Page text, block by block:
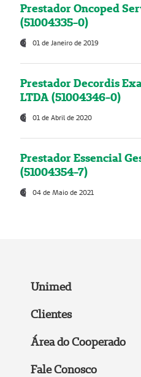
Prestador Oncoped
(51004335-0)
01 de Janeiro de 2019
Prestador Decordis
LTDA (51004346-0)
01 de Abril de 2020
Prestador Essencial
(51004354-7)
04 de Maio de 2021
Unimed
Clientes
Área do Cooperado
Fale Conosco